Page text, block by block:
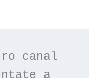
canal
a